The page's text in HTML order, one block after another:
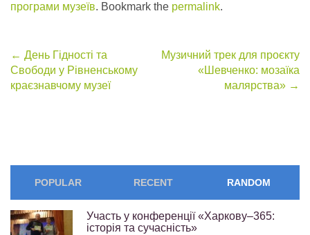
програми музеїв. Bookmark the permalink.
Post
navigation
← День Гідності та
Свободи у Рівненському
краєзнавчому музеї
Музичний трек для проєкту
«Шевченко: мозаїка
малярства» →
POPULAR RECENT RANDOM
Участь у конференції «Харкову–365:
історія та сучасність»